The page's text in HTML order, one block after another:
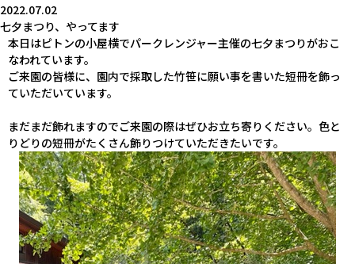
2022.07.02
七夕まつり、やってます
本日はピトンの小屋横でパークレンジャー主催の七夕まつりがおこ
なわれています。
ご来園の皆様に、園内で採取した竹笹に願い事を書いた短冊を飾っ
ていただいています。
まだまだ飾れますのでご来園の際はぜひお立ち寄りください。色と
りどりの短冊がたくさん飾りつけていただきたいです。